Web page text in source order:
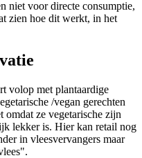
niet voor directe consumptie,
zien hoe dit werkt, in het
volop met plantaardige
/vegan gerechten
omdat ze vegetarische zijn
lekker is. Hier kan retail nog
in vleesvervangers maar